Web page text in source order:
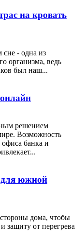
на кровать
сне - одна из
организма, ведь
был наш...
решением
Возможность
банка и
для южной
дома, чтобы
защиту от перегрева